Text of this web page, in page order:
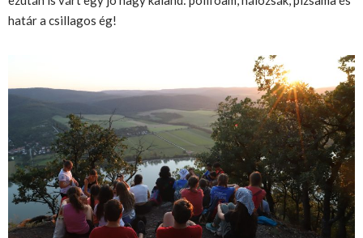
határ a csillagos ég!